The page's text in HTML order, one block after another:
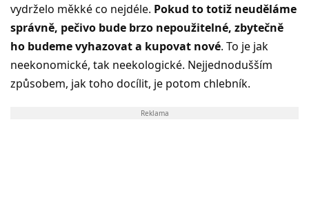
vydrželo měkké co nejdéle. Pokud to totiž neuděláme
správně, pečivo bude brzo nepoužitelné, zbytečně
ho budeme vyhazovat a kupovat nové. To je jak
neekonomické, tak neekologické. Nejjednodušším
způsobem, jak toho docílit, je potom chlebník.
Reklama